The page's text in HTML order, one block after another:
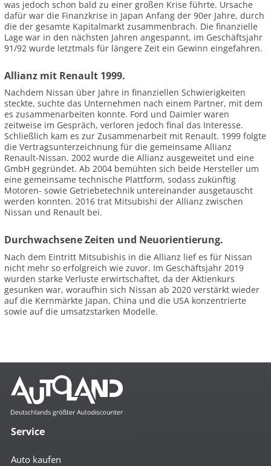
was jedoch schon bald zu einer großen Krise führte. Ursache
dafür war die Finanzkrise in Japan Anfang der 90er Jahre, durch
die der gesamte Kapitalmarkt zusammenbrach. Die finanzielle
Lage war in den nächsten Jahren angespannt, im Geschäftsjahr
91/92 wurde letztmals für längere Zeit ein Gewinn eingefahren.
Allianz mit Renault 1999.
Nachdem Nissan über Jahre in finanziellen Schwierigkeiten
steckte, suchte das Unternehmen nach einem Partner, mit dem
es zusammenarbeiten konnte. Ford und Daimler waren
zeitweise im Gespräch, verloren jedoch final das Interesse.
Schließlich kam es zur Zusammenarbeit mit Renault. 1999 folgte
die Vertragsunterzeichnung für die gemeinsame Allianz
Renault-Nissan. 2002 wurde die Allianz ausgeweitet und eine
GmbH gegründet. Ab 2004 bemühten sich beide Hersteller um
eine gemeinsame technische Plattform, sodass zukünftig
Motoren- sowie Getriebetechnik untereinander ausgetauscht
werden konnten. 2016 trat Mitsubishi der Allianz zwischen
Nissan und Renault bei.
Durchwachsene Zeiten und Neuorientierung.
Nach dem Eintritt Mitsubishis in die Allianz lief es für Nissan
nicht mehr so erfolgreich wie zuvor. Im Geschäftsjahr 2019
wurden starke Verluste erwirtschaftet, da der Aktienkurs
gesunken war, woraufhin sich Nissan ab 2020 verstärkt wieder
auf die Kernmärkte Japan, China und die USA konzentrierte
sowie auf die umsatzstarken Modelle.
Service
Auto kaufen